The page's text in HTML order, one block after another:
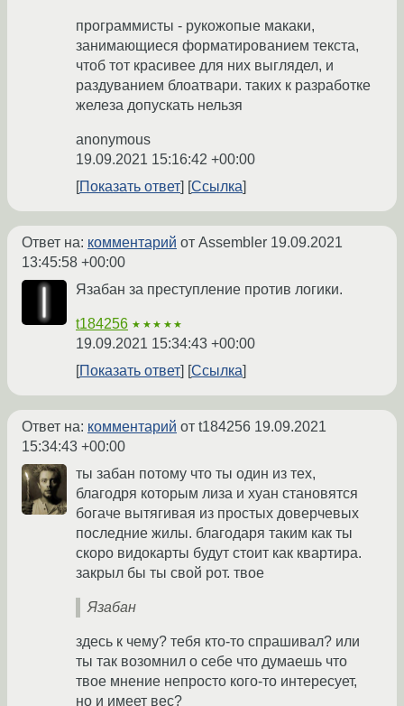
программисты - рукожопые макаки,
занимающиеся форматированием текста,
чтоб тот красивее для них выглядел, и
раздуванием блоатвари. таких к разработке
железа допускать нельзя
anonymous
19.09.2021 15:16:42 +00:00
Показать ответ
Ссылка
Ответ на: комментарий от Assembler 19.09.2021
13:45:58 +00:00
Язабан за преступление против логики.
t184256 ★★★★★
19.09.2021 15:34:43 +00:00
Показать ответ
Ссылка
Ответ на: комментарий от t184256 19.09.2021
15:34:43 +00:00
ты забан потому что ты один из тех,
благодря которым лиза и хуан становятся
богаче вытягивая из простых доверчевых
последние жилы. благодаря таким как ты
скоро видокарты будут стоит как квартира.
закрыл бы ты свой рот. твое
Язабан
здесь к чему? тебя кто-то спрашивал? или
ты так возомнил о себе что думаешь что
твое мнение непросто кого-то интересует,
но и имеет вес?